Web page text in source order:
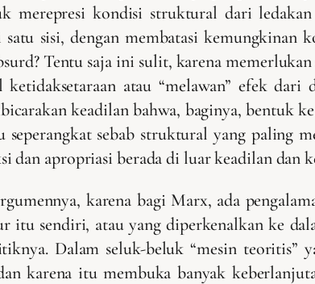
merepresi kondisi struktural dari
sisi, dengan membatasi kemungkinan
Tentu saja ini sulit, karena
atau “melawan” efek
keadilan bahwa, baginya, bentuk
sebab struktural yang paling
dan apropriasi berada di luar keadilan dan
karena bagi Marx, ada
itu sendiri, atau yang diperkenalkan ke
Dalam seluk-beluk “mesin teoritis”
karena itu membuka banyak